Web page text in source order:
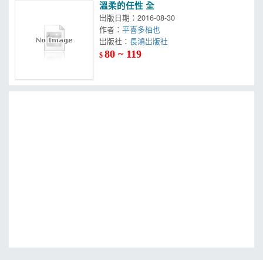
溫柔的任性 全
出版日期：2016-08-30
作者：平喜多柚也
出版社：
$80 ~ 119